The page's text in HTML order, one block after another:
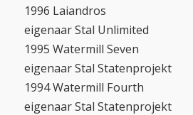
1996 Laiandros
eigenaar Stal Unlimited
1995 Watermill Seven
eigenaar Stal Statenprojekt
1994 Watermill Fourth
eigenaar Stal Statenprojekt